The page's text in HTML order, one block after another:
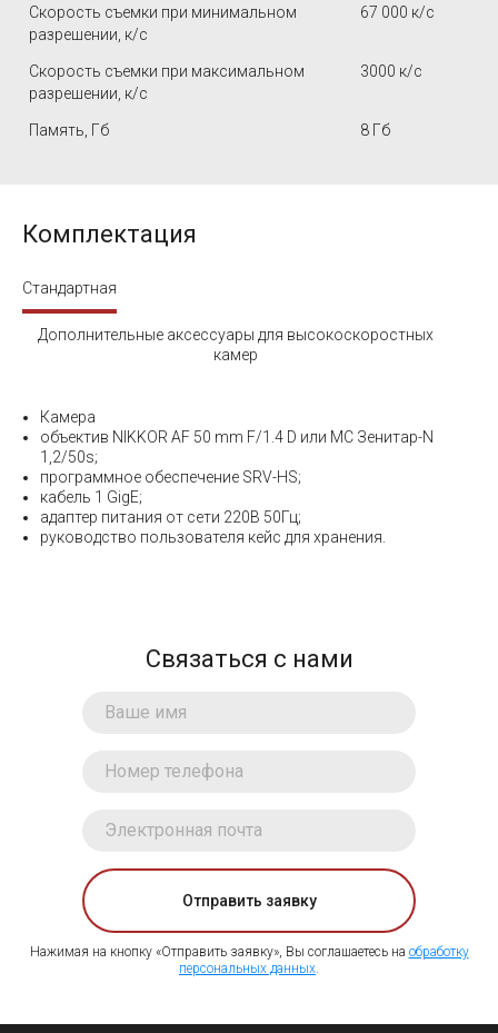
Скорость съемки при минимальном
разрешении, к/с
67 000 к/c
Скорость съемки при максимальном
разрешении, к/с
3000 к/c
Память, Гб 8 Гб
Комплектация
Стандартная
Дополнительные аксессуары для высокоскоростных
камер
Камера
объектив NIKKOR AF 50 mm F/1.4 D или МС Зенитар-N
1,2/50s;
программное обеспечение SRV-HS;
кабель 1 GigE;
адаптер питания от сети 220В 50Гц;
руководство пользователя кейс для хранения.
Связаться с нами
Отправить заявку
Нажимая на кнопку «Отправить заявку», Вы соглашаетесь на обработку
персональных данных.